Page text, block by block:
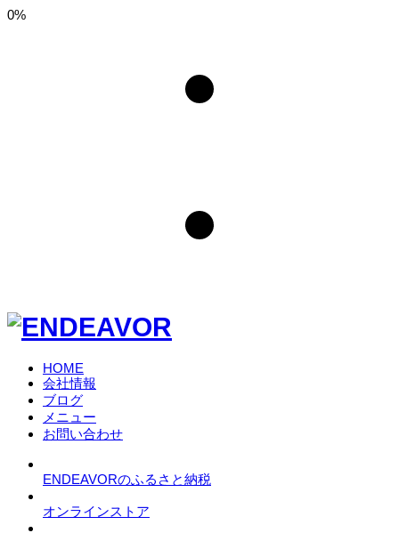
0%
HOME
会社情報
ブログ
メニュー
お問い合わせ
ENDEAVORのふるさと納税
オンラインストア